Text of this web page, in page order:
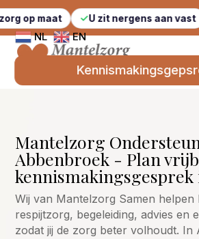
U zit nergens aan vast Altijd
NL EN
Mantelzorg
Abbenbroek - Plan
kennismakingsgesprek
Wij van Mantelzorg Samen helpen
respijtzorg, begeleiding, advies en
zodat jij de zorg beter volhoudt.